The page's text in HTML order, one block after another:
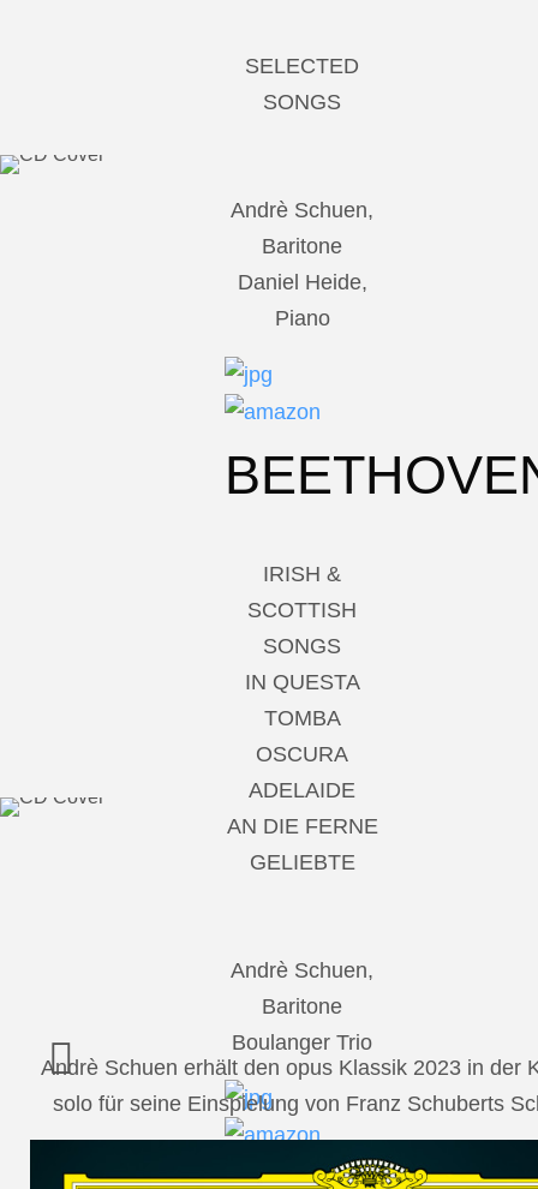
SELECTED
SONGS
Andrè Schuen,
Baritone
Daniel Heide,
Piano
IRISH &
SCOTTISH
SONGS
IN QUESTA
TOMBA
OSCURA
ADELAIDE
AN DIE FERNE
GELIEBTE
Andrè Schuen,
Baritone
Boulanger Trio
Andrè Schuen erhält den opus Klassik 2023 in der
solo für seine Einspielung von Franz Schuberts